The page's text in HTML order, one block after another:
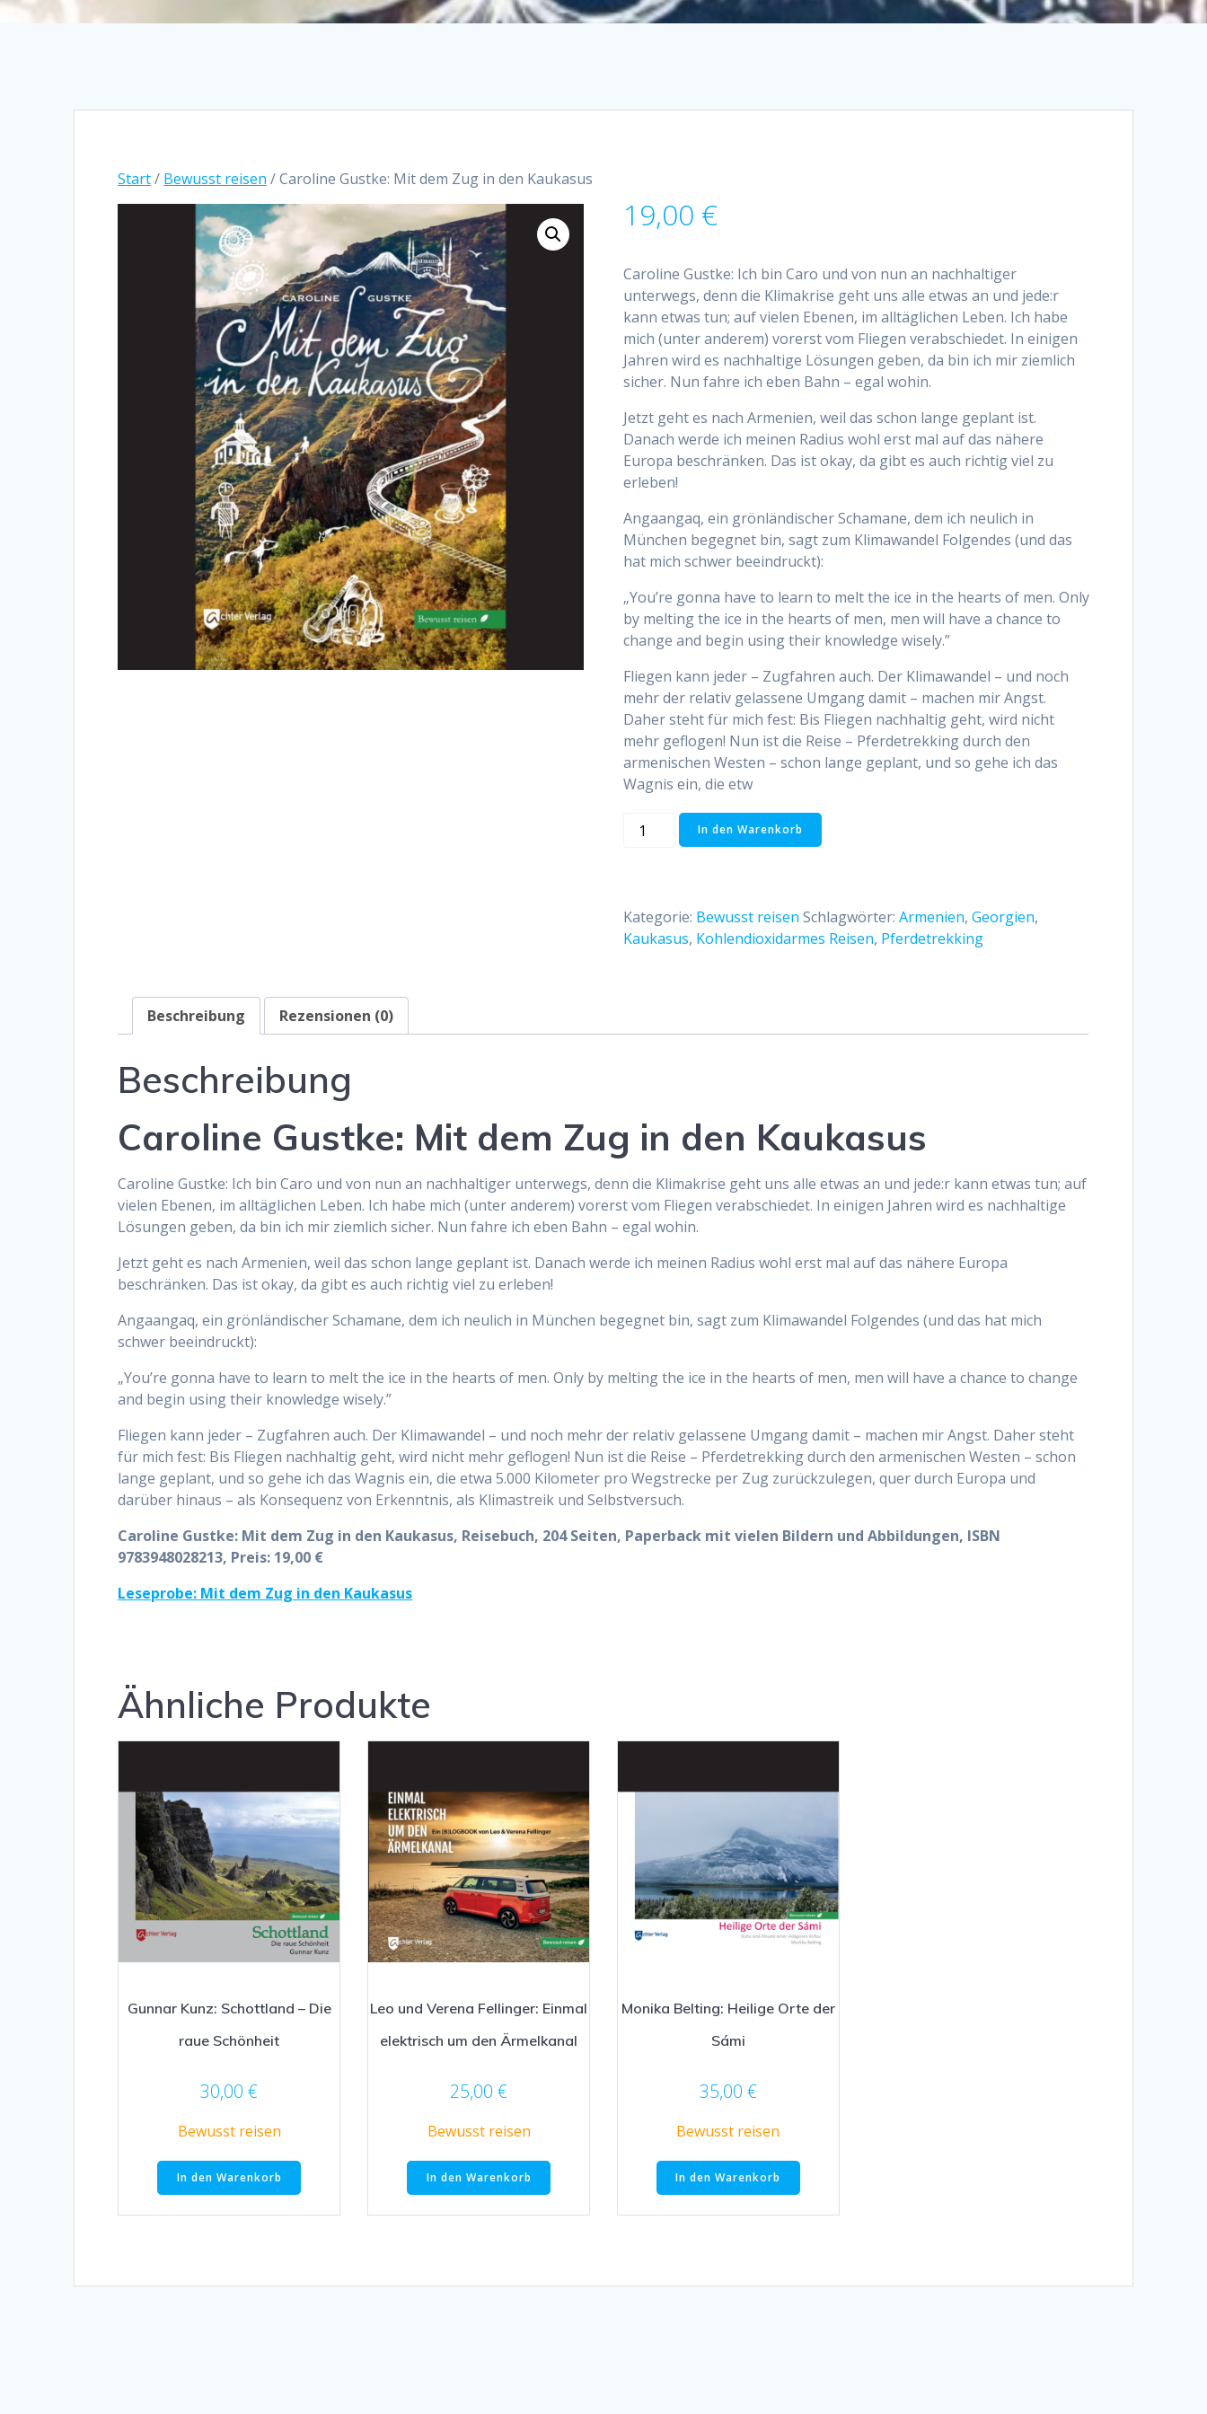
Start/ Bewusst reisen / Caroline Gustke: Mit dem Zug in den Kaukasus
19,00 €
Caroline Gustke: Ich bin Caro und von nun an nachhaltiger
unterwegs, denn die Klimakrise geht uns alle etwas an und jede:r
kann etwas tun; auf vielen Ebenen, im alltäglichen Leben. Ich habe
mich (unter anderem) vorerst vom Fliegen verabschiedet. In einigen
Jahren wird es nachhaltige Lösungen geben, da bin ich mir ziemlich
sicher. Nun fahre ich eben Bahn – egal wohin.
Jetzt geht es nach Armenien, weil das schon lange geplant ist.
Danach werde ich meinen Radius wohl erst mal auf das nähere
Europa beschränken. Das ist okay, da gibt es auch richtig viel zu
erleben!
Angaangaq, ein grönländischer Schamane, dem ich neulich in
München begegnet bin, sagt zum Klimawandel Folgendes (und das
hat mich schwer beeindruckt):
„You’re gonna have to learn to melt the ice in the hearts of men. Only
by melting the ice in the hearts of men, men will have a chance to
change and begin using their knowledge wisely.”
Fliegen kann jeder – Zugfahren auch. Der Klimawandel – und noch
mehr der relativ gelassene Umgang damit – machen mir Angst.
Daher steht für mich fest: Bis Fliegen nachhaltig geht, wird nicht
mehr geflogen! Nun ist die Reise – Pferdetrekking durch den
armenischen Westen – schon lange geplant, und so gehe ich das
Wagnis ein, die etw
Caroline
Zug
in
In den Warenkorb
Kategorie: Bewusst reisen Schlagwörter: Armenien, Georgien,
Kaukasus, Kohlendioxidarmes Reisen, Pferdetrekking
Beschreibung Rezensionen (0)
Beschreibung
Caroline Gustke: Mit dem Zug in den Kaukasus
Caroline Gustke: Ich bin Caro und von nun an nachhaltiger unterwegs, denn die Klimakrise geht uns alle etwas an und jede:r kann etwas tun; auf
vielen Ebenen, im alltäglichen Leben. Ich habe mich (unter anderem) vorerst vom Fliegen verabschiedet. In einigen Jahren wird es nachhaltige
Lösungen geben, da bin ich mir ziemlich sicher. Nun fahre ich eben Bahn – egal wohin.
Jetzt geht es nach Armenien, weil das schon lange geplant ist. Danach werde ich meinen Radius wohl erst mal auf das nähere Europa
beschränken. Das ist okay, da gibt es auch richtig viel zu erleben!
Angaangaq, ein grönländischer Schamane, dem ich neulich in München begegnet bin, sagt zum Klimawandel Folgendes (und das hat mich
schwer beeindruckt):
„You’re gonna have to learn to melt the ice in the hearts of men. Only by melting the ice in the hearts of men, men will have a chance to change
and begin using their knowledge wisely.”
Fliegen kann jeder – Zugfahren auch. Der Klimawandel – und noch mehr der relativ gelassene Umgang damit – machen mir Angst. Daher steht
für mich fest: Bis Fliegen nachhaltig geht, wird nicht mehr geflogen! Nun ist die Reise – Pferdetrekking durch den armenischen Westen – schon
lange geplant, und so gehe ich das Wagnis ein, die etwa 5.000 Kilometer pro Wegstrecke per Zug zurückzulegen, quer durch Europa und
darüber hinaus – als Konsequenz von Erkenntnis, als Klimastreik und Selbstversuch.
Caroline Gustke: Mit dem Zug in den Kaukasus, Reisebuch, 204 Seiten, Paperback mit vielen Bildern und Abbildungen, ISBN
9783948028213, Preis: 19,00 €
Leseprobe: Mit dem Zug in den Kaukasus
Ähnliche Produkte
Gunnar Kunz: Schottland – Die
raue Schönheit
30,00€
Bewusst reisen
In den Warenkorb
Leo und Verena Fellinger: Einmal
elektrisch um den Ärmelkanal
25,00€
Bewusst reisen
In den Warenkorb
Monika Belting: Heilige Orte der
Sámi
35,00 €
Bewusst reisen
In den Warenkorb